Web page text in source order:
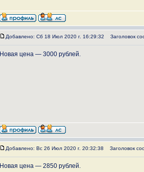
Добавлено: Сб 18 Июл 2020 г. 16:29:32 Заголовок
Новая цена — 3000 рублей.
Добавлено: Вс 26 Июл 2020 г. 20:32:38 Заголовок
Новая цена — 2850 рублей.